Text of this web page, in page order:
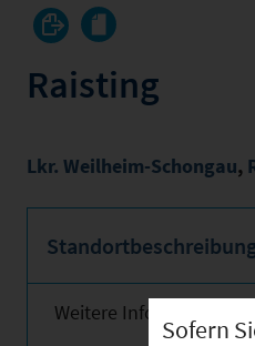
Raisting
Lkr. Weilheim-Schongau,
Weitere Informationen
Sofern